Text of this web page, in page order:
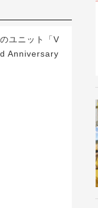
ユニット「V
Anniversary